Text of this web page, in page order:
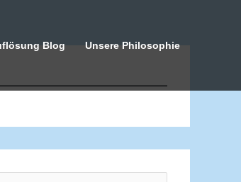
Blog Unsere Philosophie